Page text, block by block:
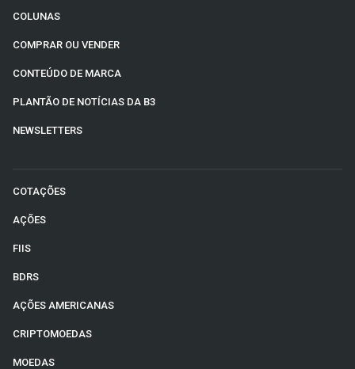
COLUNAS
COMPRAR OU VENDER
CONTEÚDO DE MARCA
PLANTÃO DE NOTÍCIAS DA B3
NEWSLETTERS
COTAÇÕES
AÇÕES
FIIS
BDRS
AÇÕES AMERICANAS
CRIPTOMOEDAS
MOEDAS